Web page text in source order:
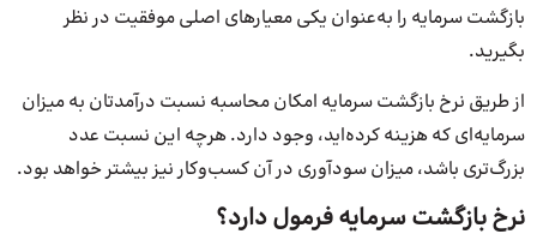
بازگشت سرمایه را به‌عنوان یکی معیارهای اصلی موفقیت در نظر
بگیرید.
از طریق نرخ بازگشت سرمایه امکان محاسبه نسبت درآمدتان به میزان
سرمایه‌ای که هزینه کرده‌اید، وجود دارد. هرچه این نسبت عدد
بزرگ‌تری باشد، میزان سودآوری در آن کسب‌وکار نیز بیشتر خواهد بود.
نرخ بازگشت سرمایه فرمول دارد؟